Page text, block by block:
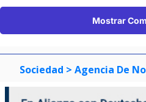
Mostrar
Sociedad > Agencia De